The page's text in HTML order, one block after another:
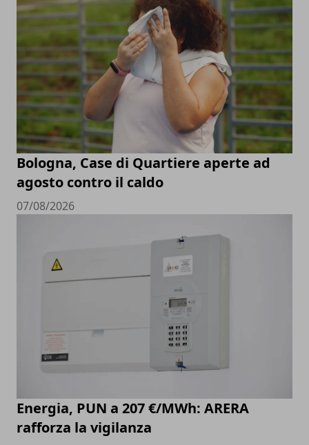
Bologna, Case di Quartiere aperte ad
agosto contro il caldo
07/08/2026
Energia, PUN a 207 €/MWh: ARERA
rafforza la vigilanza